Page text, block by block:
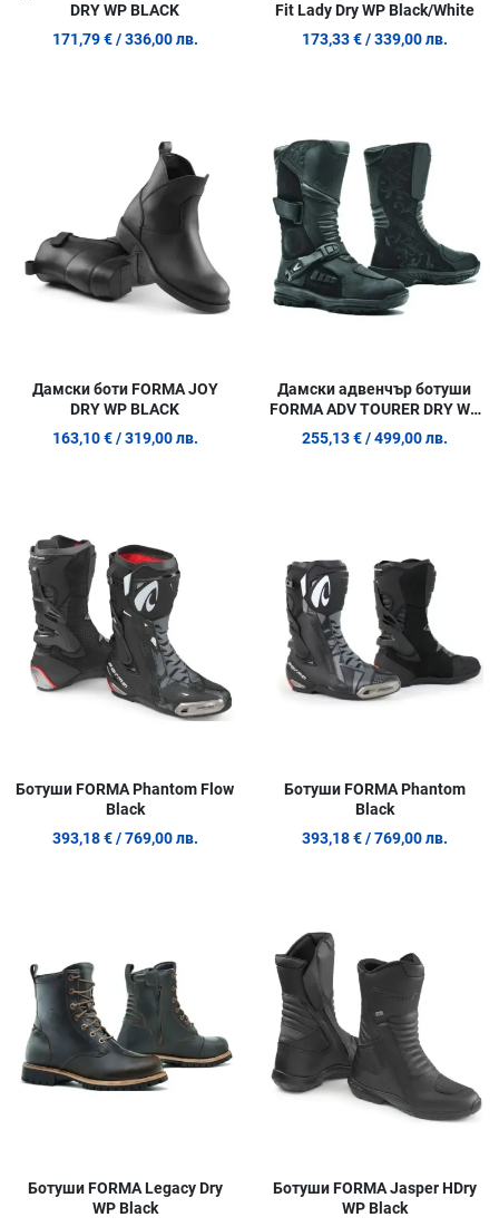
DRY WP BLACK
171,79 € / 336,00 лв.
Fit Lady Dry WP Black/White
173,33 € / 339,00 лв.
Сравни продукт
Quick View
Дамски боти FORMA JOY
DRY WP BLACK
163,10 € / 319,00 лв.
Дамски адвенчър ботуши
FORMA ADV TOURER DRY WP
BLACK
255,13 € / 499,00 лв.
Сравни продукт
Quick View
Ботуши FORMA Phantom Flow
Black
393,18 € / 769,00 лв.
Ботуши FORMA Phantom
Black
393,18 € / 769,00 лв.
Сравни продукт
Quick View
Ботуши FORMA Legacy Dry
WP Black
Ботуши FORMA Jasper HDry
WP Black